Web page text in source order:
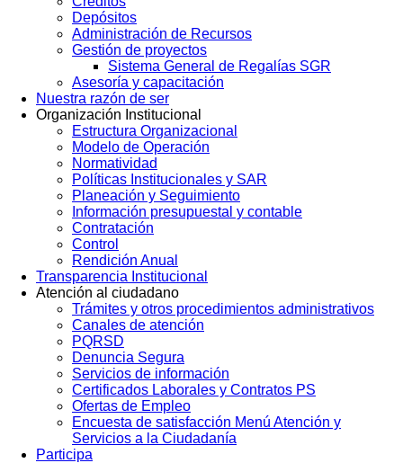
navigation
Depósitos
Administración de Recursos
Gestión de proyectos
Sistema General de Regalías SGR
Asesoría y capacitación
Nuestra razón de ser
Organización Institucional
Estructura Organizacional
Modelo de Operación
Normatividad
Políticas Institucionales y SAR
Planeación y Seguimiento
Información presupuestal y contable
Contratación
Control
Rendición Anual
Transparencia Institucional
Atención al ciudadano
Trámites y otros procedimientos administrativos
Canales de atención
PQRSD
Denuncia Segura
Servicios de información
Certificados Laborales y Contratos PS
Ofertas de Empleo
Encuesta de satisfacción Menú Atención y
Servicios a la Ciudadanía
Participa